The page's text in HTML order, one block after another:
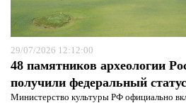
29/07/2026 12:12:00
48 памятников археологии
получили федеральный
Министерство культуры РФ официально